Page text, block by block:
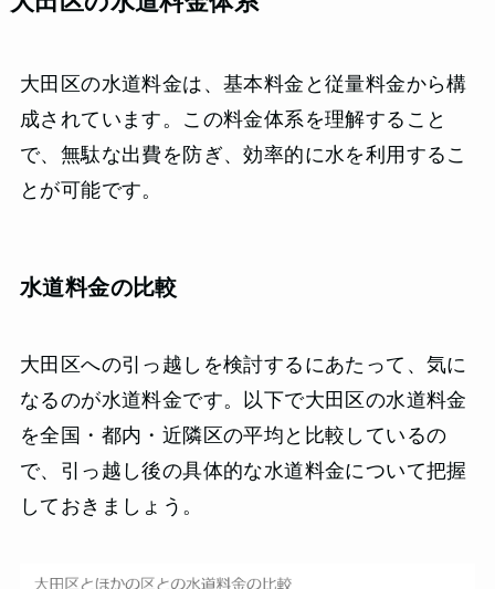
大田区の水道料金は、基本料金と従量料金から構
成されています。この料金体系を理解すること
で、無駄な出費を防ぎ、効率的に水を利用するこ
とが可能です。
水道料金の比較
大田区への引っ越しを検討するにあたって、気に
なるのが水道料金です。以下で大田区の水道料金
を全国・都内・近隣区の平均と比較しているの
で、引っ越し後の具体的な水道料金について把握
しておきましょう。